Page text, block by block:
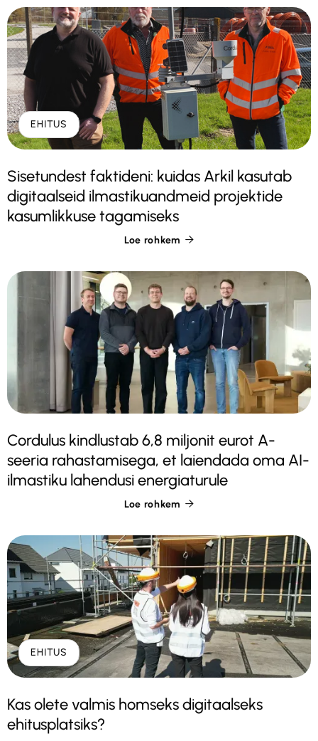
EHITUS
Sisetundest faktideni: kuidas Arkil kasutab
digitaalseid ilmastikuandmeid projektide
kasumlikkuse tagamiseks
Loe rohkem 
Cordulus kindlustab 6,8 miljonit eurot A-
seeria rahastamisega, et laiendada oma AI-
ilmastiku lahendusi energiaturule
Loe rohkem 
EHITUS
Kas olete valmis homseks digitaalseks
ehitusplatsiks?